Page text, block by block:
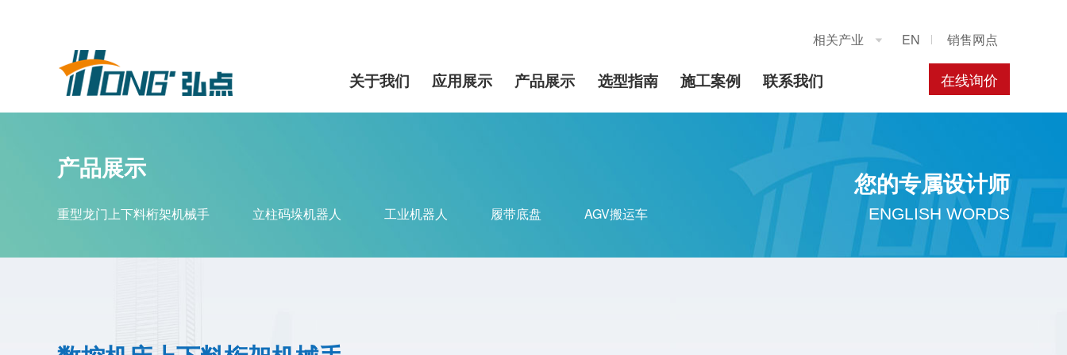
相关产业  EN 销售网点
在线询价
关于我们 应用展示 产品展示 选型指南 施工案例 联系我们
产品展示
重型龙门上下料桁架机械手 立柱码垛机器人 工业机器人 履带底盘 AGV搬运车
您的专属设计师
ENGLISH WORDS